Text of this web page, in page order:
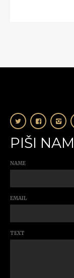
PIŠI NAM
NAME
EMAIL
TEXT